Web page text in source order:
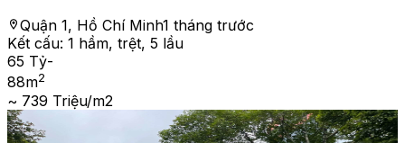
Quận 1, Hồ Chí Minh1 tháng trước
Kết cấu: 1 hầm, trệt, 5 lầu
65 Tỷ-
88m2
~ 739 Triệu/m2